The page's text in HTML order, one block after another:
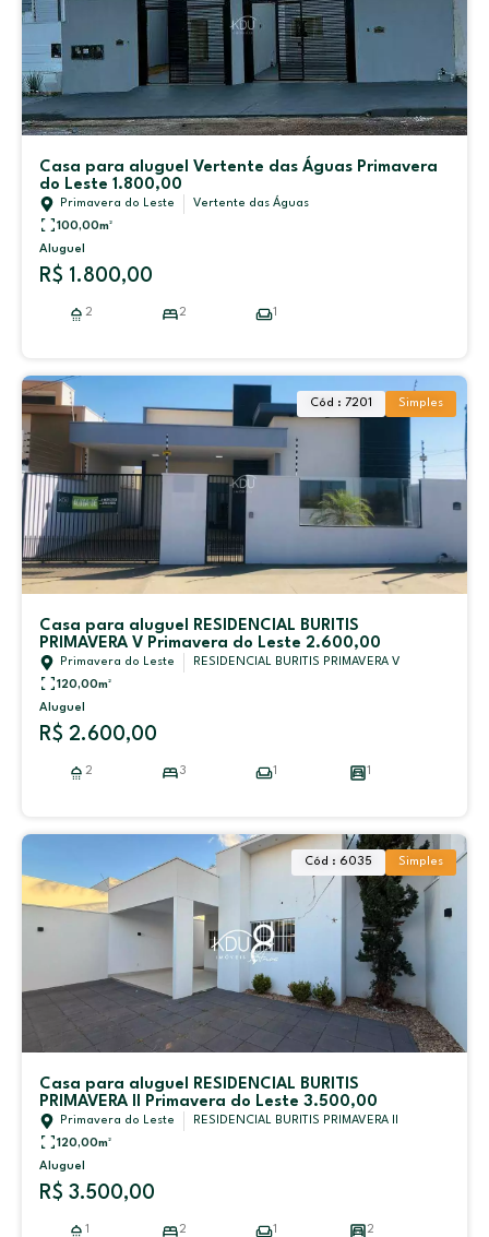
Casa para aluguel Vertente das Águas Primavera
do Leste 1.800,00
Primavera do Leste
Vertente das Águas
100,00m²
Aluguel
R$ 1.800,00
2 2 1
Cód : 7201 Simples
Casa para aluguel RESIDENCIAL BURITIS
PRIMAVERA V Primavera do Leste 2.600,00
Primavera do Leste
RESIDENCIAL BURITIS PRIMAVERA V
120,00m²
Aluguel
R$ 2.600,00
2 3 1 1
Cód : 6035 Simples
Casa para aluguel RESIDENCIAL BURITIS
PRIMAVERA II Primavera do Leste 3.500,00
Primavera do Leste
RESIDENCIAL BURITIS PRIMAVERA II
120,00m²
Aluguel
R$ 3.500,00
1 2 1 2